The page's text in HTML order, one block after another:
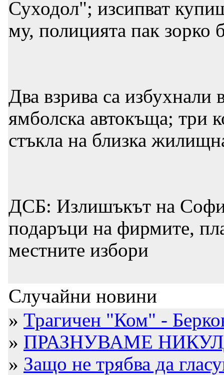
Суходол"; изсипват
му, полицията пак зорко
Два взрива са избухнали
ямболска автокъща; три
стъкла на близка
ДСБ: Излишъкът на
подаръци на фирмите,
местните избори
Случайни новини
» Трагичен "Ком" -
» ПРАЗНУВАМЕ
» Защо не трябва да